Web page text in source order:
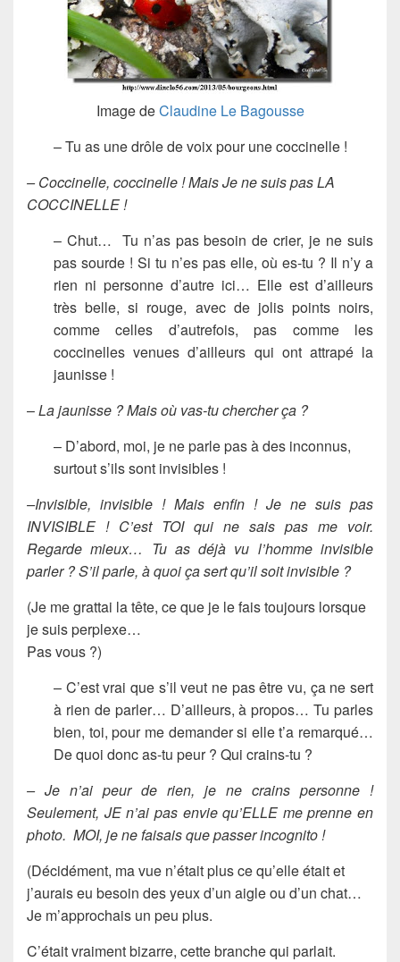
Image deClaudine Le Bagousse
– Tu as une drôle de voix pour une coccinelle !
– Coccinelle, coccinelle ! Mais Je ne suis pas LA
COCCINELLE !
– Chut… Tu n’as pas besoin de crier, je ne suis
pas sourde ! Si tu n’es pas elle, où es-tu ? Il n’y a
rien ni personne d’autre ici… Elle est d’ailleurs
très belle, si rouge, avec de jolis points noirs,
comme celles d’autrefois, pas comme les
coccinelles venues d’ailleurs qui ont attrapé la
jaunisse !
–La jaunisse ? Mais où vas-tu chercher ça ?
– D’abord, moi, je ne parle pas à des inconnus,
surtout s’ils sont invisibles !
–Invisible, invisible ! Mais enfin ! Je ne suis pas
INVISIBLE ! C’est TOI qui ne sais pas me voir.
Regarde mieux… Tu as déjà vu l’homme invisible
parler ? S’il parle, à quoi ça sert qu’il soit invisible ?
(Je me grattai la tête, ce que je le fais toujours lorsque
je suis perplexe…
Pas vous ?)
– C’est vrai que s’il veut ne pas être vu, ça ne sert
à rien de parler… D’ailleurs, à propos… Tu parles
bien, toi, pour me demander si elle t’a remarqué…
De quoi donc as-tu peur ? Qui crains-tu ?
– Je n’ai peur de rien, je ne crains personne !
Seulement, JE n’ai pas envie qu’ELLE me prenne en
photo. MOI, je ne faisais que passer incognito !
(Décidément, ma vue n’était plus ce qu’elle était et
j’aurais eu besoin des yeux d’un aigle ou d’un chat…
Je m’approchais un peu plus.
C’était vraiment bizarre, cette branche qui parlait.